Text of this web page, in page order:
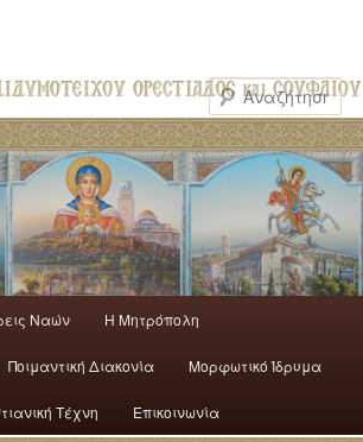
Ναών H Mητρόπολη
Ποιμαντική Διακονία Μορφωτικό Ίδρυμα
Τέχνη Επικοινωνία